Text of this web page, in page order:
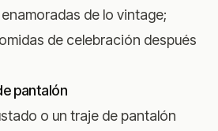
de lo vintage;
de celebración después
pantalón
o un traje de pantalón